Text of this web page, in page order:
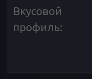
Вкусовой
профиль: